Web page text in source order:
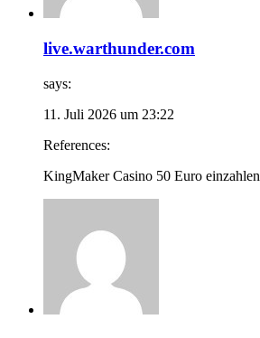
live.warthunder.com
says:
11. Juli 2026 um 23:22
References:
KingMaker Casino 50 Euro einzahlen